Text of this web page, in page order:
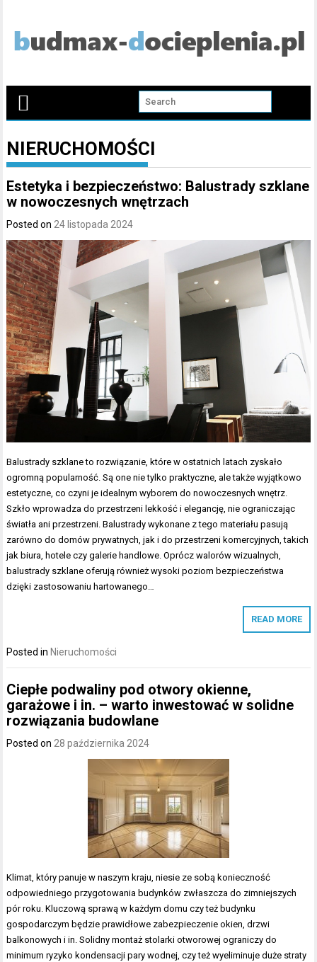
content
NIERUCHOMOŚCI
Estetyka i bezpieczeństwo: Balustrady szklane
w nowoczesnych wnętrzach
Posted on 24 listopada 2024
Balustrady szklane to rozwiązanie, które w ostatnich latach zyskało
ogromną popularność. Są one nie tylko praktyczne, ale także wyjątkowo
estetyczne, co czyni je idealnym wyborem do nowoczesnych wnętrz.
Szkło wprowadza do przestrzeni lekkość i elegancję, nie ograniczając
światła ani przestrzeni. Balustrady wykonane z tego materiału pasują
zarówno do domów prywatnych, jak i do przestrzeni komercyjnych, takich
jak biura, hotele czy galerie handlowe. Oprócz walorów wizualnych,
balustrady szklane oferują również wysoki poziom bezpieczeństwa
dzięki zastosowaniu hartowanego…
READ MORE
Posted in Nieruchomości
Ciepłe podwaliny pod otwory okienne,
garażowe i in. – warto inwestować w solidne
rozwiązania budowlane
Posted on28 października 2024
Klimat, który panuje w naszym kraju, niesie ze sobą konieczność
odpowiedniego przygotowania budynków zwłaszcza do zimniejszych
pór roku. Kluczową sprawą w każdym domu czy też budynku
gospodarczym będzie prawidłowe zabezpieczenie okien, drzwi
balkonowych i in. Solidny montaż stolarki otworowej ograniczy do
minimum ryzyko kondensacji pary wodnej, czy też wyeliminuje duże straty